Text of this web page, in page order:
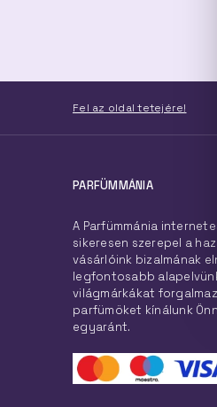
Fel az oldal tetejére!
PARFÜMMÁNIA
A Parfümmánia
sikeresen szerepel a
vásárlóink bizalmának
legfontosabb
világmárkákat
parfümöket kínálunk
egyaránt.